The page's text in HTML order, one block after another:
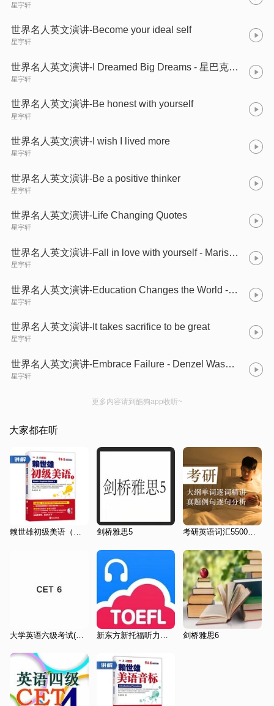
星宇轩
世界名人英文演讲-Become your ideal self
星宇轩
世界名人英文演讲-I Dreamed Big Dreams - 星巴克CEO Howard Schultz
星宇轩
世界名人英文演讲-Be honest with yourself
星宇轩
世界名人英文演讲-I wish I lived more
星宇轩
世界名人英文演讲-Be a positive thinker
星宇轩
世界名人英文演讲-Life Changing Quotes
星宇轩
世界名人英文演讲-Fall in love with yourself - Marisa Peer
星宇轩
世界名人英文演讲-Education Changes the World - Shakira
星宇轩
世界名人英文演讲-It takes sacrifice to be great
星宇轩
世界名人英文演讲-Embrace Failure - Denzel Washington
星宇轩
更多内容请到酷狗app收听~
大家都在听
赖世雄初级美语（上）讲解 剑桥雅思5 考研英语词汇5500磨耳朵
剑桥雅思6